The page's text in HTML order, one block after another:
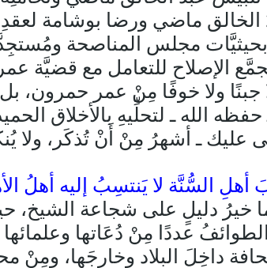
ماضي ورضا بوشامة
مجلس المناصحة
الإصلاح للتعامل مع قضيَّة
ولا خوفًا مِنْ عمر حمرون،
الله ـ لتحلِّيهِ بالأخلاق
عليك ـ أشهرُ مِنْ أَنْ تُذكَر، ولا
السُّنَّة لا يَنتسِبُ إليه أهلُ
خيرُ دليلٍ على شجاعة الشيخ،
عددًا مِنْ دُعَاتها
داخِلَ البلاد وخارِجَها،